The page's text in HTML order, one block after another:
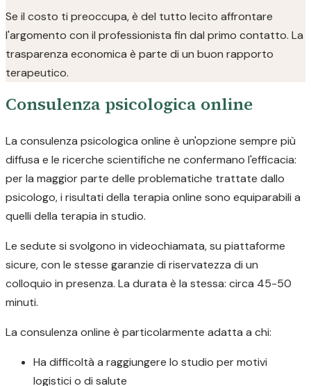
Se il costo ti preoccupa, è del tutto lecito affrontare
l'argomento con il professionista fin dal primo contatto. La
trasparenza economica è parte di un buon rapporto
terapeutico.
Consulenza psicologica online
La consulenza psicologica online è un'opzione sempre più
diffusa e le ricerche scientifiche ne confermano l'efficacia:
per la maggior parte delle problematiche trattate dallo
psicologo, i risultati della terapia online sono equiparabili a
quelli della terapia in studio.
Le sedute si svolgono in videochiamata, su piattaforme
sicure, con le stesse garanzie di riservatezza di un
colloquio in presenza. La durata è la stessa: circa 45-50
minuti.
La consulenza online è particolarmente adatta a chi:
Ha difficoltà a raggiungere lo studio per motivi
logistici o di salute